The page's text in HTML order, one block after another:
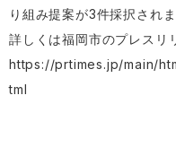
り組み提案が3件採択されま
詳しくは福岡市のプレスリ
https://prtimes.jp/main/
tml